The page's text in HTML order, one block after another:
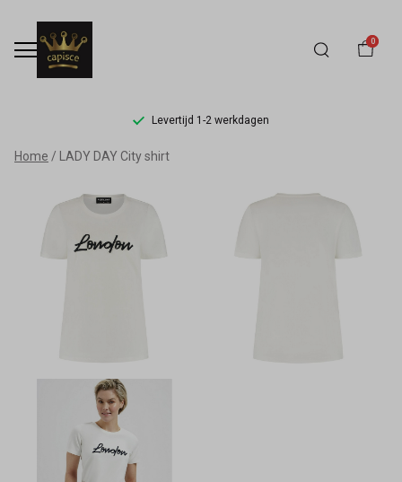
0
Levertijd 1-2 werkdagen
LADY
DAY
City
shirt
Mode
Home LADY DAY City shirt